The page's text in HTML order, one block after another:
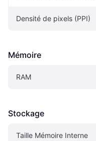
Densité de pixels (PPI)
Mémoire
RAM
Stockage
Taille Mémoire Interne